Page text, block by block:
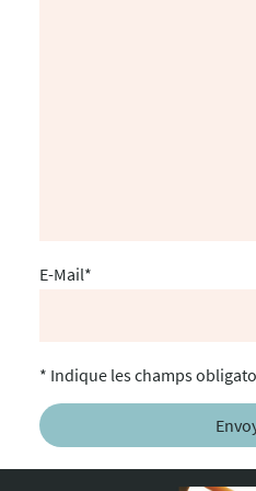
E-Mail*
* Indique les champs